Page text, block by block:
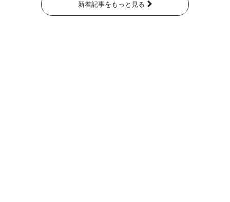
新着記事をもっと見る